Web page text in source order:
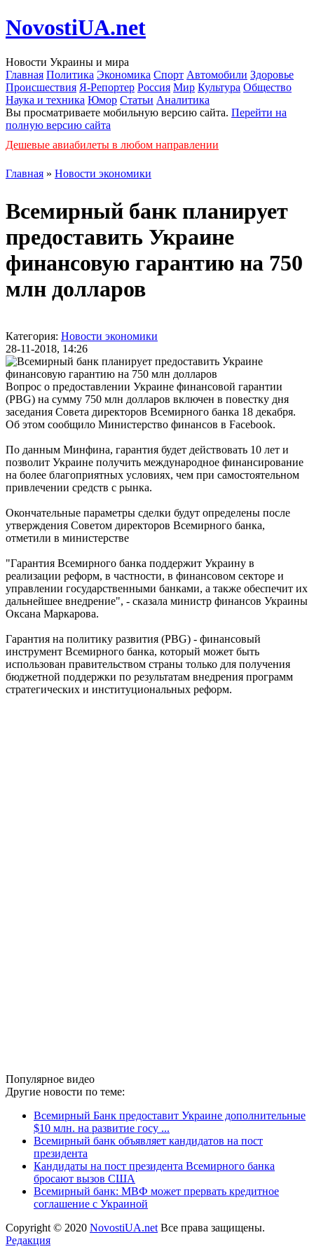
NovostiUA.net
Новости Украины и мира
Главная Политика Экономика Спорт Автомобили Здоровье
Происшествия Я-Репортер Россия Мир Культура Общество
Наука и техника Юмор Статьи Аналитика
Вы просматриваете мобильную версию сайта. Перейти на
полную версию сайта
Дешевые авиабилеты в любом направлении
Главная » Новости экономики
Всемирный банк планирует
предоставить Украине
финансовую гарантию на 750
млн долларов
Категория: Новости экономики
28-11-2018, 14:26
Вопрос о предоставлении Украине финансовой гарантии
(PBG) на сумму 750 млн долларов включен в повестку дня
заседания Совета директоров Всемирного банка 18 декабря.
Об этом сообщило Министерство финансов в Facebook.
По данным Минфина, гарантия будет действовать 10 лет и
позволит Украине получить международное финансирование
на более благоприятных условиях, чем при самостоятельном
привлечении средств с рынка.
Окончательные параметры сделки будут определены после
утверждения Советом директоров Всемирного банка,
отметили в министерстве
"Гарантия Всемирного банка поддержит Украину в
реализации реформ, в частности, в финансовом секторе и
управлении государственными банками, а также обеспечит их
дальнейшее внедрение", - сказала министр финансов Украины
Оксана Маркарова.
Гарантия на политику развития (PBG) - финансовый
инструмент Всемирного банка, который может быть
использован правительством страны только для получения
бюджетной поддержки по результатам внедрения программ
стратегических и институциональных реформ.
Популярное видео
Другие новости по теме:
Всемирный Банк предоставит Украине дополнительные
$10 млн. на развитие госу ...
Всемирный банк объявляет кандидатов на пост
президента
Кандидаты на пост президента Всемирного банка
бросают вызов США
Всемирный банк: МВФ может прервать кредитное
соглашение с Украиной
Copyright © 2020 NovostiUA.net Все права защищены.
Редакция